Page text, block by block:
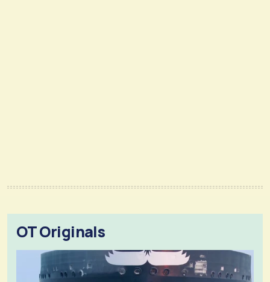
OT Originals